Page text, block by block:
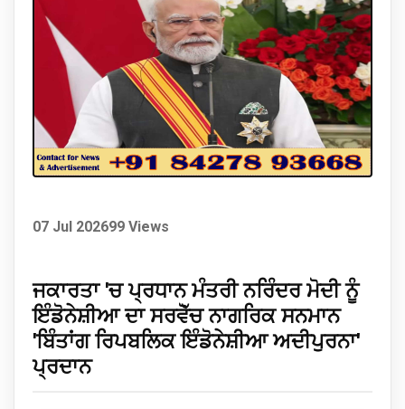
07 Jul 202699 Views
ਜਕਾਰਤਾ 'ਚ ਪ੍ਰਧਾਨ ਮੰਤਰੀ ਨਰਿੰਦਰ ਮੋਦੀ ਨੂੰ
ਇੰਡੋਨੇਸ਼ੀਆ ਦਾ ਸਰਵੋੱਚ ਨਾਗਰਿਕ ਸਨਮਾਨ
'ਬਿੰਤਾਂਗ ਰਿਪਬਲਿਕ ਇੰਡੋਨੇਸ਼ੀਆ ਅਦੀਪੁਰਨਾ'
ਪ੍ਰਦਾਨ